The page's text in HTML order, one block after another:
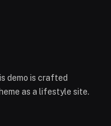
demo is crafted
as a lifestyle site.